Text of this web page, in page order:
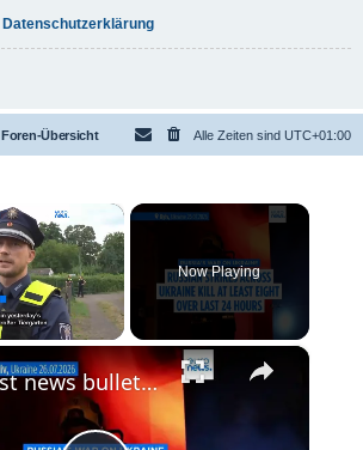
Datenschutzerklärung
Foren-Übersicht Alle Zeiten sind UTC+01:00
×
Now Playing
×
Latest news bulletin | July 27th, 2026 – Morning